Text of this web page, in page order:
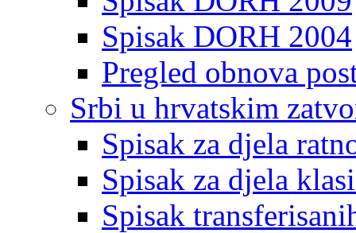
Spisak DORH 2004
Pregled obnova
Srbi u hrvatskim
Spisak za djela
Spisak za djela
Spisak